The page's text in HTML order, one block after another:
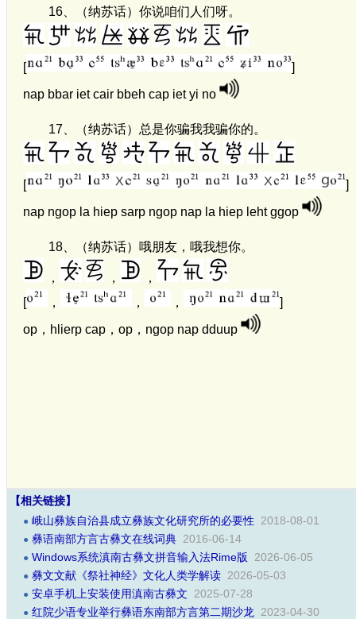
16、 （纳苏话）你说咱们人们呀。
[
]
nap bbar iet cair bbeh cap iet yi no
17、 （纳苏话）总是你骗我我骗你的。
[
]
nap ngop la hiep sarp ngop nap la hiep leht ggop
18、 （纳苏话）哦朋友，哦我想你。
， ，
，
[
， ， ，
]
op，hlierp cap，op，ngop nap dduup
【相关链接】
● 峨山彝族自治县成立彝族文化研究所的必要性 2018-08-01
● 彝语南部方言古彝文在线词典 2016-06-14
● Windows系统滇南古彝文拼音输入法Rime版 2026-06-05
● 彝文文献《祭社神经》文化人类学解读 2026-05-03
● 安卓手机上安装使用滇南古彝文 2025-07-28
● 红院少语专业举行彝语东南部方言第二期沙龙 2023-04-30